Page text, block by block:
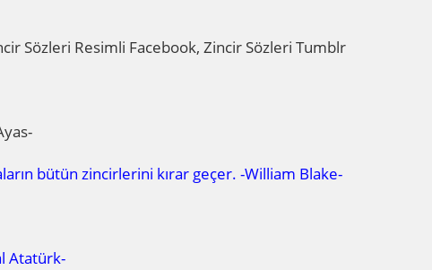
Sözleri Resimli Facebook, Zincir Sözleri Tumblr
bütün zincirlerini kırar geçer. -William Blake-
Atatürk-